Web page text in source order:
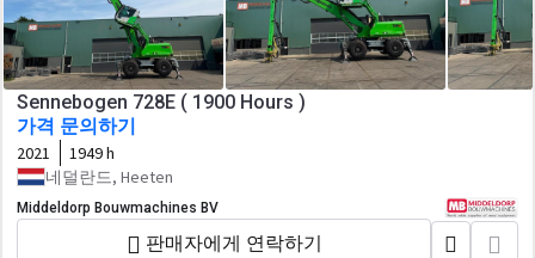
Sennebogen 728E ( 1900 Hours )
가격 문의하기
2021
1949 h
네덜란드, Heeten
Middeldorp Bouwmachines BV
판매자에게 연락하기